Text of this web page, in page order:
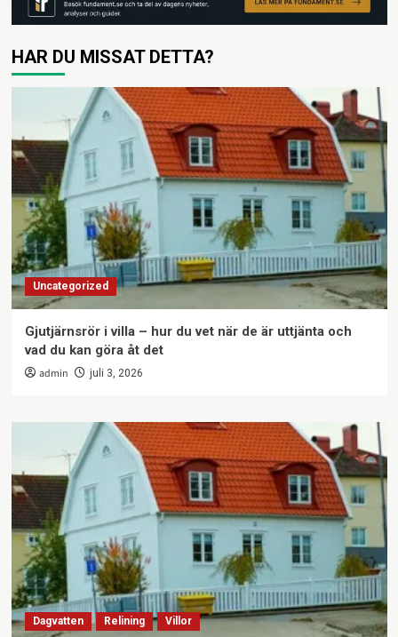
HAR DU MISSAT DETTA?
Uncategorized
Gjutjärnsrör i villa – hur du vet när de är uttjänta och
vad du kan göra åt det
admin juli 3, 2026
Dagvatten Relining Villor